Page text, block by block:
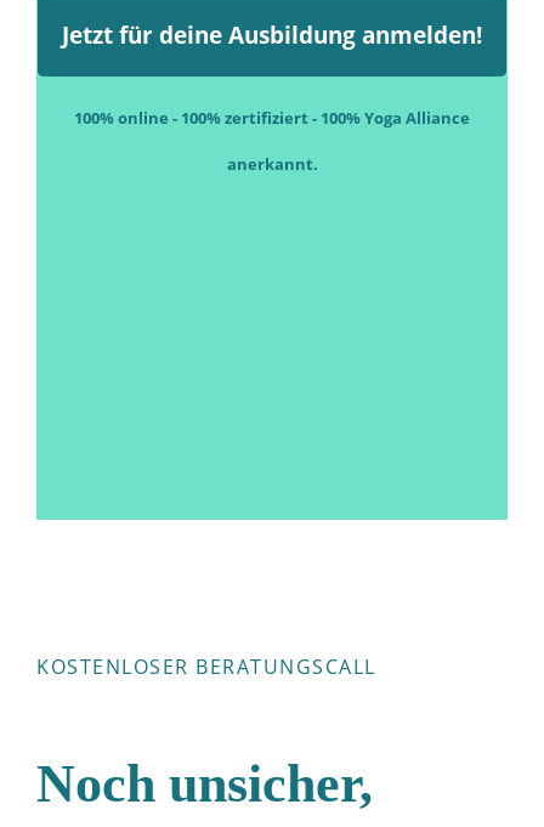
Jetzt für deine Ausbildung anmelden!
100% online - 100% zertifiziert - 100% Yoga Alliance
anerkannt.
KOSTENLOSER BERATUNGSCALL
Noch unsicher,